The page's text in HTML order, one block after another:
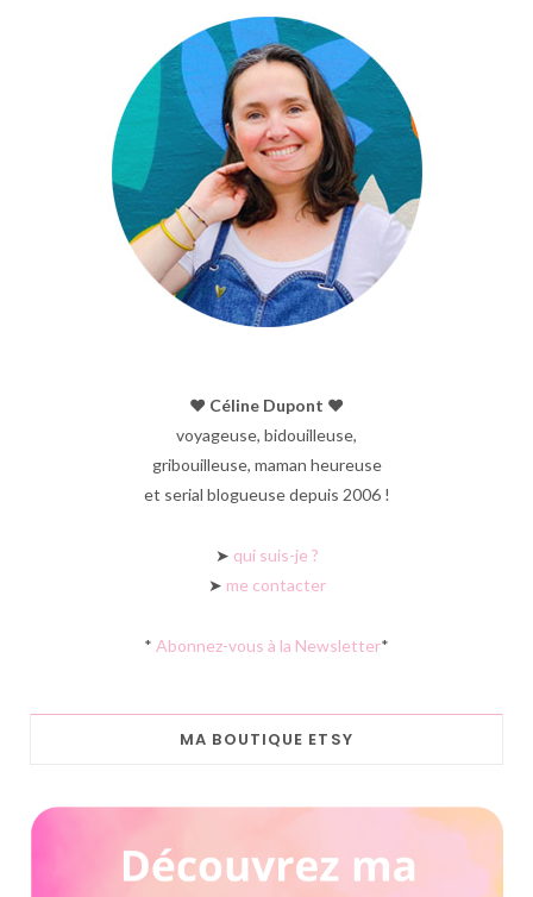
♥︎ Céline Dupont ♥︎
voyageuse, bidouilleuse,
gribouilleuse, maman heureuse
et serial blogueuse depuis 2006 !
➤ qui suis-je ?
➤ me contacter
* Abonnez-vous à la Newsletter*
MA BOUTIQUE ETSY